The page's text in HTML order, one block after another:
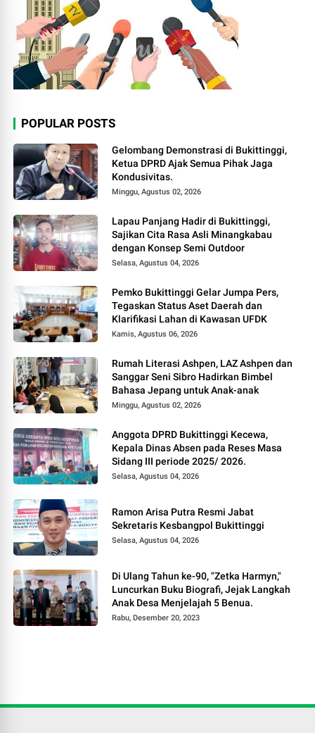
POPULAR POSTS
Gelombang Demonstrasi di Bukittinggi,
Ketua DPRD Ajak Semua Pihak Jaga
Kondusivitas.
Minggu, Agustus 02, 2026
Lapau Panjang Hadir di Bukittinggi,
Sajikan Cita Rasa Asli Minangkabau
dengan Konsep Semi Outdoor
Selasa, Agustus 04, 2026
Pemko Bukittinggi Gelar Jumpa Pers,
Tegaskan Status Aset Daerah dan
Klarifikasi Lahan di Kawasan UFDK
Kamis, Agustus 06, 2026
Rumah Literasi Ashpen, LAZ Ashpen dan
Sanggar Seni Sibro Hadirkan Bimbel
Bahasa Jepang untuk Anak-anak
Minggu, Agustus 02, 2026
Anggota DPRD Bukittinggi Kecewa,
Kepala Dinas Absen pada Reses Masa
Sidang III periode 2025/ 2026.
Selasa, Agustus 04, 2026
Ramon Arisa Putra Resmi Jabat
Sekretaris Kesbangpol Bukittinggi
Selasa, Agustus 04, 2026
Di Ulang Tahun ke-90, "Zetka Harmyn,"
Luncurkan Buku Biografi, Jejak Langkah
Anak Desa Menjelajah 5 Benua.
Rabu, Desember 20, 2023